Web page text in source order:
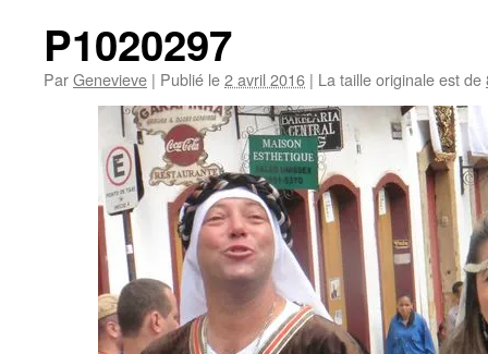
P1020297
ParGenevieve | Publié le2 avril 2016 | La taille originale est de